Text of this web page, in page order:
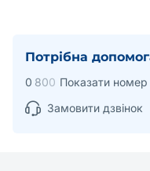
Потрібна
0 800 Показати номер
Замовити дзвінок